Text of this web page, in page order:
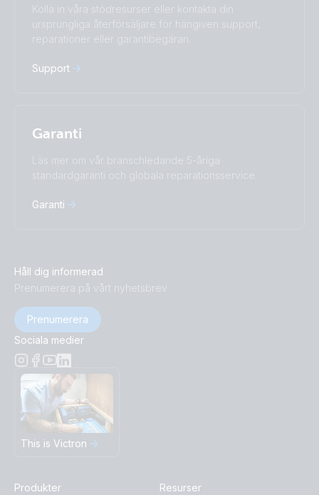
Türkçe
Ελληνικά
Русский
Українська
中國人
Kolla in våra stödresurser eller kontakta din
ursprungliga återförsäljare för hängiven support,
reparationer eller garantibegäran.
Support
Garanti
Läs mer om vår branschledande 5-åriga
standardgaranti och globala reparationsservice.
Garanti
Håll dig informerad
Prenumerera på vårt nyhetsbrev
Prenumerera
Sociala medier
This is Victron
Produkter
Resurser